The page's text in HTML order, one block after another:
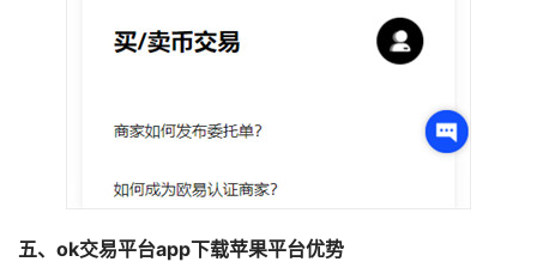
五、ok交易平台app下载苹果平台优势